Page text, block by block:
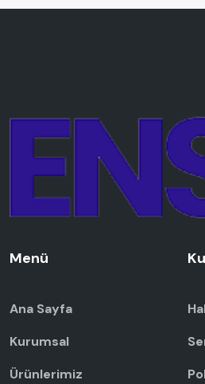
Menü
Ana Sayfa
Kurumsal
Ürünlerimiz